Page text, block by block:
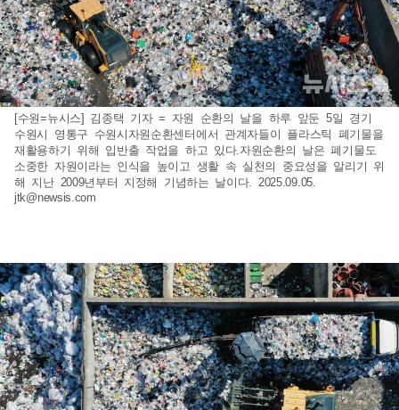
[수원=뉴시스] 김종택 기자 = 자원 순환의 날을 하루 앞둔 5일 경기
수원시 영통구 수원시자원순환센터에서 관계자들이 플라스틱 폐기물을
재활용하기 위해 입반출 작업을 하고 있다.자원순환의 날은 폐기물도
소중한 자원이라는 인식을 높이고 생활 속 실천의 중요성을 알리기 위
해 지난 2009년부터 지정해 기념하는 날이다. 2025.09.05.
jtk@newsis.com